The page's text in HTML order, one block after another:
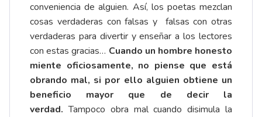
conveniencia de alguien. Así, los poetas mezclan
cosas verdaderas con falsas y falsas con otras
verdaderas para divertir y enseñar a los lectores
con estas gracias… Cuando un hombre honesto
miente oficiosamente, no piense que está
obrando mal, si por ello alguien obtiene un
beneficio mayor que de decir la
verdad. Tampoco obra mal cuando disimula la